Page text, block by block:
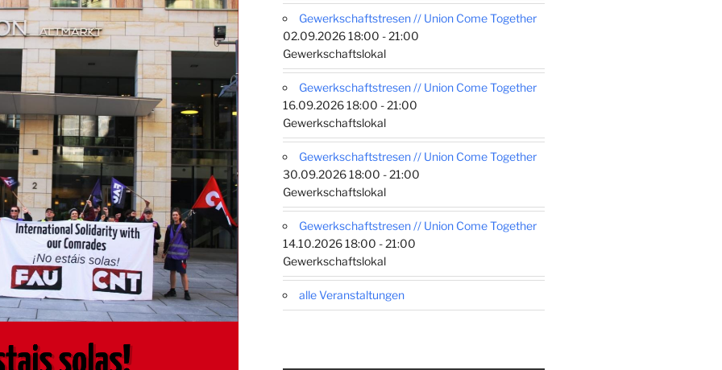
Gewerkschaftstresen // Union Come Together
02.09.2026 18:00 - 21:00
Gewerkschaftslokal
Gewerkschaftstresen // Union Come Together
16.09.2026 18:00 - 21:00
Gewerkschaftslokal
Gewerkschaftstresen // Union Come Together
30.09.2026 18:00 - 21:00
Gewerkschaftslokal
Gewerkschaftstresen // Union Come Together
14.10.2026 18:00 - 21:00
Gewerkschaftslokal
alle Veranstaltungen